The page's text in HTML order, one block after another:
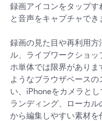
録画アイコンをタップ
と音声をキャプチャでき
録画の見た目や再利用
ル、ライブワークショ
ホ単体では限界があり
ようなブラウザベース
い、iPhoneをカメラと
ランディング、ローカ
から編集しやすい素材を